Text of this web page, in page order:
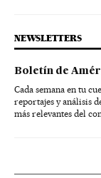
NEWSLETTERS
Boletín de
Cada semana en tu
reportajes y análisis
más relevantes del